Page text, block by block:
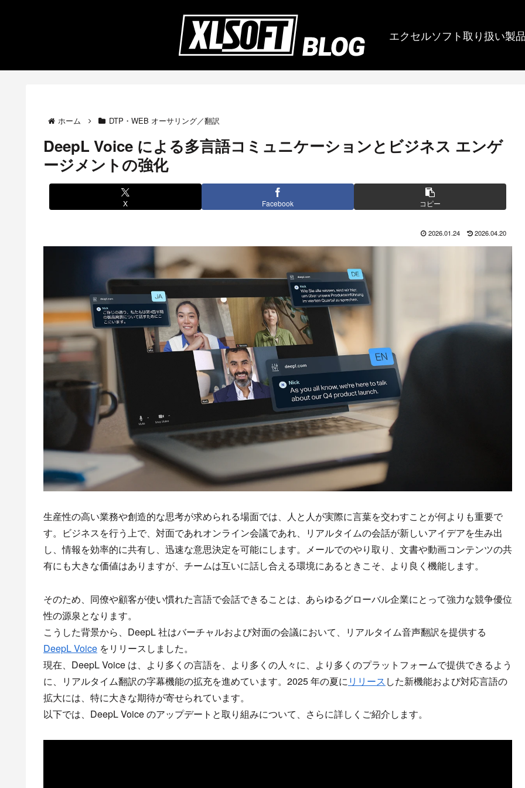
エクセルソフト取り扱い製
ホーム DTP・WEB オーサリング／翻訳
DeepL Voice による多言語コミュニケーションとビジネス エンゲ
ージメントの強化
X Facebook コピー
2026.01.24 2026.04.20
生産性の高い業務や創造的な思考が求められる場面では、人と人が実際に言葉を交わすことが何よりも重要で
す。ビジネスを行う上で、対面であれオンライン会議であれ、リアルタイムの会話が新しいアイデアを生み出
し、情報を効率的に共有し、迅速な意思決定を可能にします。メールでのやり取り、文書や動画コンテンツの共
有にも大きな価値はありますが、チームは互いに話し合える環境にあるときこそ、より良く機能します。
そのため、同僚や顧客が使い慣れた言語で会話できることは、あらゆるグローバル企業にとって強力な競争優位
性の源泉となります。
こうした背景から、DeepL 社はバーチャルおよび対面の会議において、リアルタイム音声翻訳を提供する
DeepL Voice をリリースしました。
現在、DeepL Voice は、より多くの言語を、より多くの人々に、より多くのプラットフォームで提供できるよう
に、リアルタイム翻訳の字幕機能の拡充を進めています。2025 年の夏に リリース した新機能および対応言語の
拡大には、特に大きな期待が寄せられています。
以下では、DeepL Voice のアップデートと取り組みについて、さらに詳しくご紹介します。